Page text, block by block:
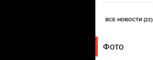
ВСЕ НОВОСТИ (22)
Фото